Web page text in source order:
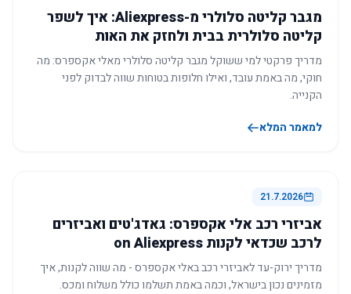
מגבר קליטה סלולרי מ-Aliexpress: איך לשפר
קליטה סלולרית בבית ולחזק את האות
מדריך פרקטי למי ששוקל מגבר קליטה סלולרי מאלי אקספרס: מה
חוקי, מה באמת עובד, ואילו חלופות בטוחות שווה לבדוק לפני
הקנייה.
למאמר המלא
21.7.2026
אביזרי רכב אלי אקספרס: גאדג'טים ואביזרים
לרכב שכדאי לקנות on Aliexpress
מדריך ירוק-עד לאביזרי רכב באלי אקספרס - מה שווה לקנות, איך
מזמינים נכון בישראל, וכמה באמת תשלמו כולל משלוח ומכס.